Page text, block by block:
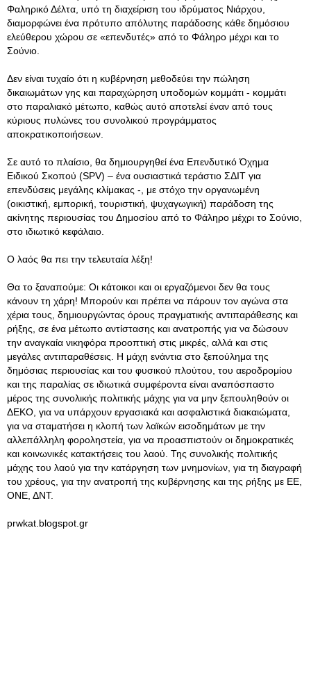
Φαληρικό Δέλτα, υπό τη διαχείριση του ιδρύματος Νιάρχου,
διαμορφώνει ένα πρότυπο απόλυτης παράδοσης κάθε δημόσιου
ελεύθερου χώρου σε «επενδυτές» από το Φάληρο μέχρι και το
Σούνιο.
Δεν είναι τυχαίο ότι η κυβέρνηση μεθοδεύει την πώληση
δικαιωμάτων γης και παραχώρηση υποδομών κομμάτι - κομμάτι
στο παραλιακό μέτωπο, καθώς αυτό αποτελεί έναν από τους
κύριους πυλώνες του συνολικού προγράμματος
αποκρατικοποιήσεων.
Σε αυτό το πλαίσιο, θα δημιουργηθεί ένα Επενδυτικό Όχημα
Ειδικού Σκοπού (SPV) – ένα ουσιαστικά τεράστιο ΣΔΙΤ για
επενδύσεις μεγάλης κλίμακας -, με στόχο την οργανωμένη
(οικιστική, εμπορική, τουριστική, ψυχαγωγική) παράδοση της
ακίνητης περιουσίας του Δημοσίου από το Φάληρο μέχρι το Σούνιο,
στο ιδιωτικό κεφάλαιο.
Ο λαός θα πει την τελευταία λέξη!
Θα το ξαναπούμε: Οι κάτοικοι και οι εργαζόμενοι δεν θα τους
κάνουν τη χάρη! Μπορούν και πρέπει να πάρουν τον αγώνα στα
χέρια τους, δημιουργώντας όρους πραγματικής αντιπαράθεσης και
ρήξης, σε ένα μέτωπο αντίστασης και ανατροπής για να δώσουν
την αναγκαία νικηφόρα προοπτική στις μικρές, αλλά και στις
μεγάλες αντιπαραθέσεις. Η μάχη ενάντια στο ξεπούλημα της
δημόσιας περιουσίας και του φυσικού πλούτου, του αεροδρομίου
και της παραλίας σε ιδιωτικά συμφέροντα είναι αναπόσπαστο
μέρος της συνολικής πολιτικής μάχης για να μην ξεπουληθούν οι
ΔΕΚΟ, για να υπάρχουν εργασιακά και ασφαλιστικά διακαιώματα,
για να σταματήσει η κλοπή των λαϊκών εισοδημάτων με την
αλλεπάλληλη φοροληστεία, για να προασπιστούν οι δημοκρατικές
και κοινωνικές κατακτήσεις του λαού. Της συνολικής πολιτικής
μάχης του λαού για την κατάργηση των μνημονίων, για τη διαγραφή
του χρέους, για την ανατροπή της κυβέρνησης και της ρήξης με ΕΕ,
ΟΝΕ, ΔΝΤ.
prwkat.blogspot.gr